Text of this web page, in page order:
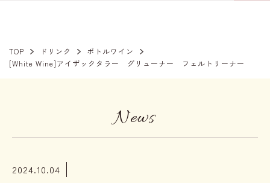
TOP ドリンク
ボトルワイン
[White Wine]アイザックタラー グリューナー フェルトリーナー
News
2024.10.04